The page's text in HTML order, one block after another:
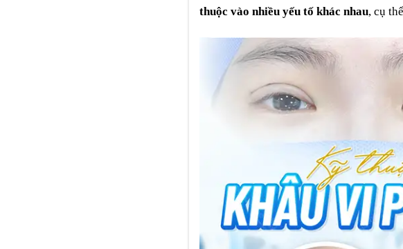
thuộc vào nhiều yếu tố khác nhau, cụ